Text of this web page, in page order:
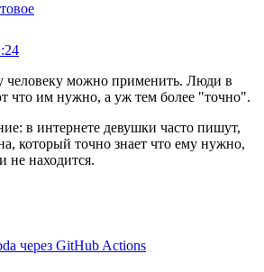
можно применить. Люди в
что им нужно, а уж тем более "точно".
в интернете девушки часто пишут,
который точно знает что ему нужно,
не находится.
через GitHub Actions